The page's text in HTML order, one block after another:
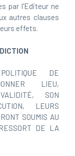
par l'Editeur ne
autres clauses
effets.
DE
LIEU,
SON
LEURS
SOUMIS AU
DE LA